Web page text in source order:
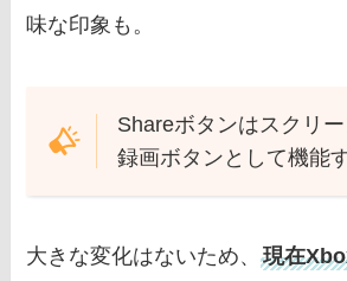
味な印象も。
Shareボタンはスクリ
録画ボタンとして機能
大きな変化はないため、現在